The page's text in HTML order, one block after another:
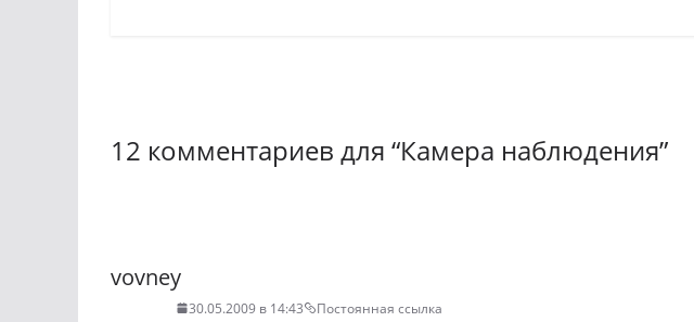
12 комментариев для “Камера наблюдения”
комментариям
vovney
30.05.2009 в 14:43 Постоянная ссылка